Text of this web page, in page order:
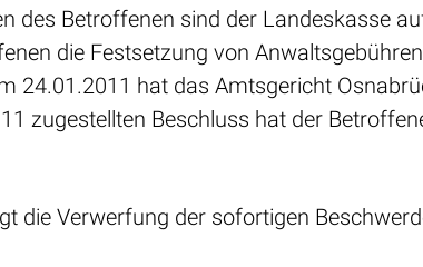
des Betroffenen sind der Landeskasse
die Festsetzung von
24.01.2011 hat das Amtsgericht
zugestellten Beschluss hat der
die Verwerfung der sofortigen